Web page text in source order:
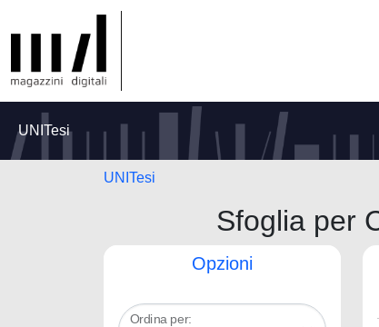
UNITesi
UNITesi
Sfoglia per
Opzioni
Ordina per: